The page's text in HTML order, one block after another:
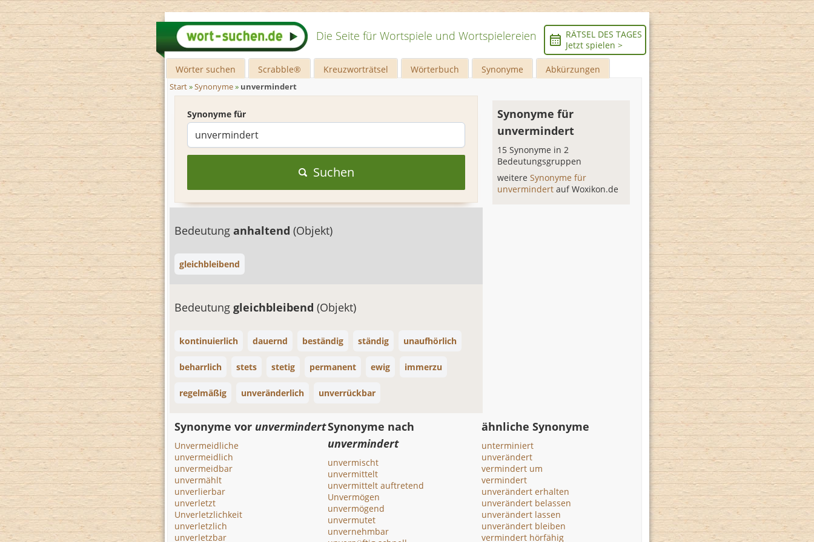
Die Seite für Wortspiele und Wortspielereien
RÄTSEL DES TAGES
Jetzt spielen >
Wörter suchen Scrabble® Kreuzworträtsel Wörterbuch Synonyme Abkürzungen
Start»Synonyme» unvermindert
Synonyme für
Suchen
Bedeutung anhaltend (Objekt)
gleichbleibend
Bedeutung gleichbleibend (Objekt)
kontinuierlich dauernd beständig ständig unaufhörlich
beharrlich stets stetig permanent ewig immerzu
regelmäßig unveränderlich unverrückbar
Synonyme für
unvermindert
15 Synonyme in 2
Bedeutungsgruppen
weitereSynonyme für
unvermindertauf Woxikon.de
Synonyme vor unvermindert
Unvermeidliche
unvermeidlich
unvermeidbar
unvermählt
unverlierbar
unverletzt
Unverletzlichkeit
unverletzlich
unverletzbar
Synonyme nach
unvermindert
unvermischt
unvermittelt
unvermittelt auftretend
Unvermögen
unvermögend
unvermutet
unvernehmbar
ähnliche Synonyme
unterminiert
unverändert
vermindert um
vermindert
unverändert erhalten
unverändert belassen
unverändert lassen
unverändert bleiben
vermindert hörfähig